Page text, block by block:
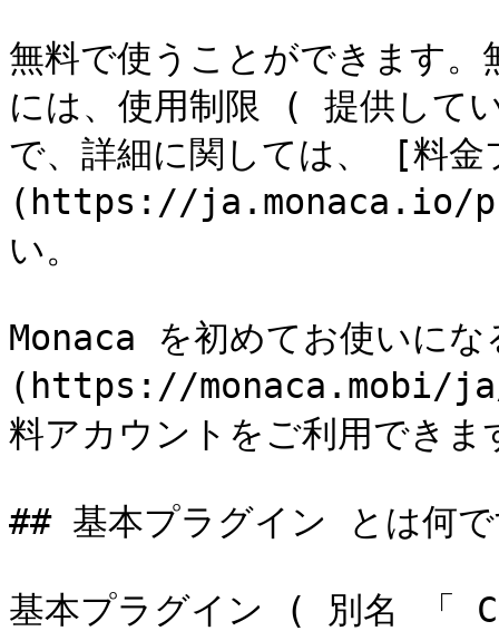
無料で使うことができます
には、使用制限 ( 提供して
で、詳細に関しては、 [料金
(https://ja.monaca.io/
い。
Monaca を初めてお使いに
(https://monaca.mobi/ja/
料アカウントをご利用できま
## 基本プラグイン とは何
基本プラグイン ( 別名 「